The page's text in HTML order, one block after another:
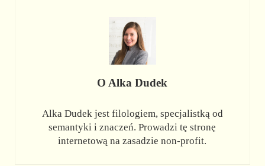
O Alka Dudek
Alka Dudek jest filologiem, specjalistką od
semantyki i znaczeń. Prowadzi tę stronę
internetową na zasadzie non-profit.